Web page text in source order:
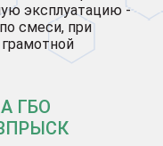
эксплуатацию -
смеси, при
ГБО